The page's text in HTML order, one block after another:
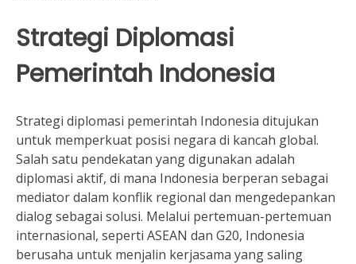
Strategi Diplomasi
Pemerintah Indonesia
Strategi diplomasi pemerintah Indonesia ditujukan
untuk memperkuat posisi negara di kancah global.
Salah satu pendekatan yang digunakan adalah
diplomasi aktif, di mana Indonesia berperan sebagai
mediator dalam konflik regional dan mengedepankan
dialog sebagai solusi. Melalui pertemuan-pertemuan
internasional, seperti ASEAN dan G20, Indonesia
berusaha untuk menjalin kerjasama yang saling